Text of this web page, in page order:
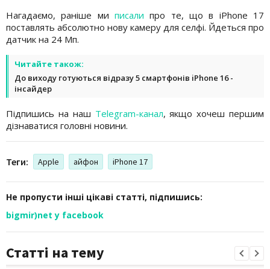
Нагадаємо, раніше ми писали про те, що в iPhone 17
поставлять абсолютно нову камеру для селфі. Йдеться про
датчик на 24 Мп.
Читайте також:
До виходу готуються відразу 5 смартфонів iPhone 16 -
інсайдер
Підпишись на наш Telegram-канал, якщо хочеш першим
дізнаватися головні новини.
Теги: Apple айфон iPhone 17
Не пропусти інші цікаві статті, підпишись:
bigmir)net у facebook
Статті на тему